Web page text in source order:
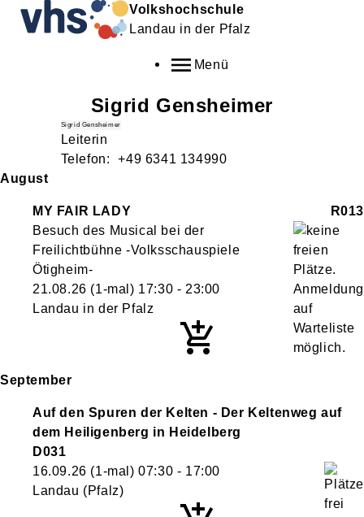
Volkshochschule
Landau in der Pfalz
Menü
Sigrid Gensheimer
Sigrid Gensheimer
Leiterin
Telefon:
+49 6341 134990
August
MY FAIR LADY
R013
Besuch des Musical bei der
Freilichtbühne -Volksschauspiele
Ötigheim-
21.08.26 (1-mal) 17:30 - 23:00
Landau in der Pfalz
September
Auf den Spuren der Kelten - Der Keltenweg auf
dem Heiligenberg in Heidelberg
D031
16.09.26 (1-mal)07:30 - 17:00
Landau (Pfalz)